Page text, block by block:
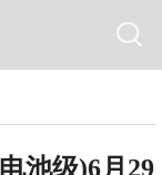
池级)6月29